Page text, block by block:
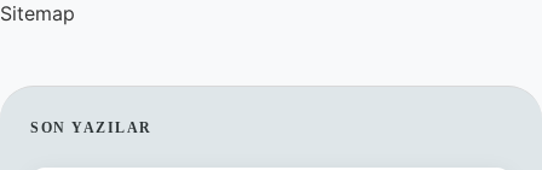
Sitemap
SIDEBAR
SON YAZILAR